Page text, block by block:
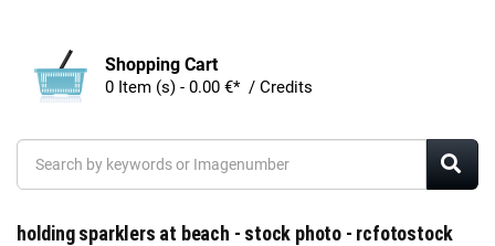
Shopping Cart
0 Item (s) - 0.00 €* / Credits
holding sparklers at beach - stock photo - rcfotostock